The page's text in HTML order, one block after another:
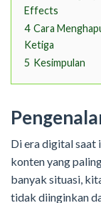
Effects
4 Cara
Ketiga
5 Kesimpulan
Di era digital saat
konten yang
banyak situasi,
tidak diinginkan